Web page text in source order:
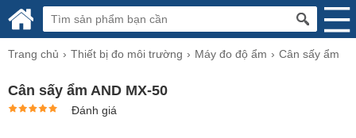
Trang chủ Thiết bị đo môi trường Máy đo độ ẩm Cân sấy ẩm
Cân sấy ẩm AND MX-50
Đánh giá